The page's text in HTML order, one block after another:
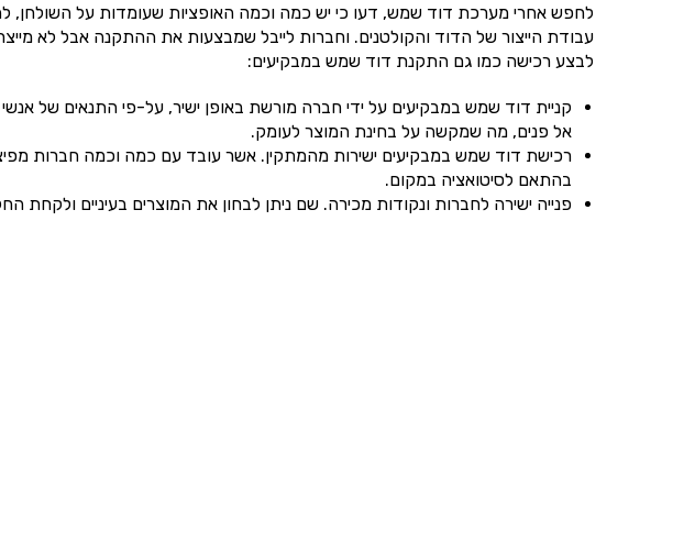
לחפש אחרי מערכת דוד שמש, דעו כי יש כמה וכמה האופציות שעומדות על השולחן,
לבצע רכישה כמו גם התקנת דוד שמש במבקיעים:
קניית דוד שמש במבקיעים על ידי חברה מורשת באופן ישיר, על-פי התנאים של
אל פנים, מה שמקשה על בחינת המוצר לעומק.
רכישת דוד שמש במבקיעים ישירות מהמתקין. אשר עובד עם כמה וכמה חברות
בהתאם לסיטואציה במקום.
פנייה ישירה לחברות ונקודות מכירה. שם ניתן לבחון את המוצרים בעיניים ולקחת